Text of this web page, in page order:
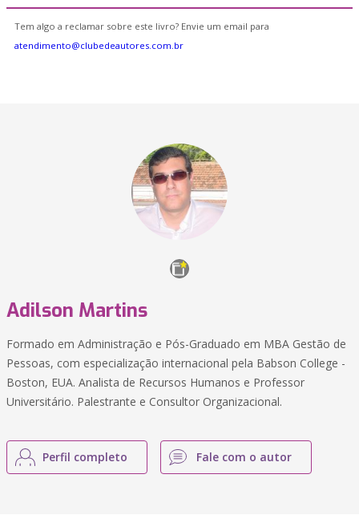
Tem algo a reclamar sobre este livro? Envie um email para
atendimento@clubedeautores.com.br
Adilson Martins
Formado em Administração e Pós-Graduado em MBA Gestão de
Pessoas, com especialização internacional pela Babson College -
Boston, EUA. Analista de Recursos Humanos e Professor
Universitário. Palestrante e Consultor Organizacional.
Perfil completo Fale com o autor